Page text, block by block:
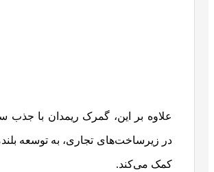
علاوه بر این، گمرک ریمدان با جذب
در زیرساخت‌های تجاری، به توسعه
کمک می‌کند.